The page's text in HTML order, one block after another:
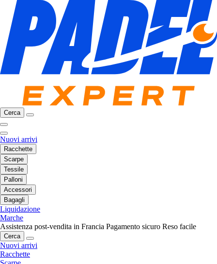
Cerca
Nuovi arrivi
Racchette
Scarpe
Tessile
Palloni
Accessori
Bagagli
Liquidazione
Marche
Assistenza post-vendita in Francia Pagamento sicuro Reso facile
Cerca
Nuovi arrivi
Racchette